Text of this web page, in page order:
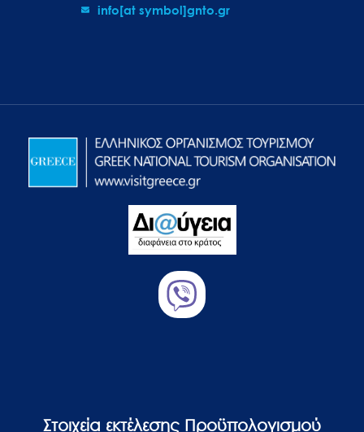
info[at symbol]gnto.gr
Στοιχεία εκτέλεσης Προϋπολογισμού